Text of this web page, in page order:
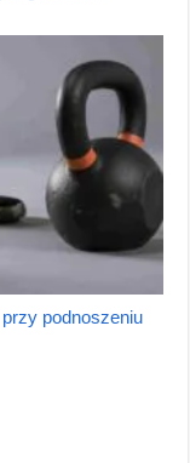
podnoszeniu